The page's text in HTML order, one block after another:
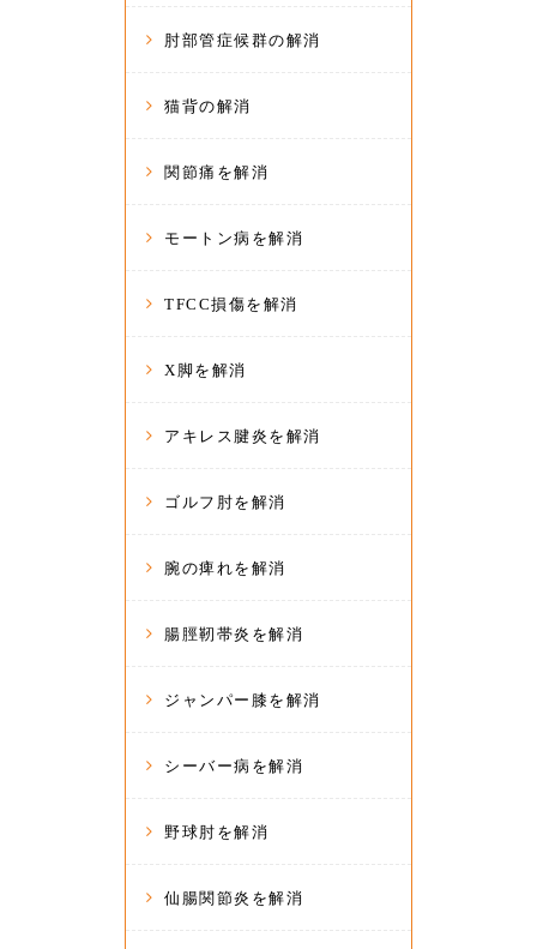
肘部管症候群の解消
猫背の解消
関節痛を解消
モートン病を解消
TFCC損傷を解消
X脚を解消
アキレス腱炎を解消
ゴルフ肘を解消
腕の痺れを解消
腸脛靭帯炎を解消
ジャンパー膝を解消
シーバー病を解消
野球肘を解消
仙腸関節炎を解消